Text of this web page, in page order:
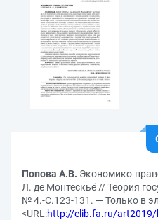
Попова А.В. Экономико-
Л. де Монтескьё // Теория
№ 4.-С.123-131. — Только в
<URL:http://elib.fa.ru/